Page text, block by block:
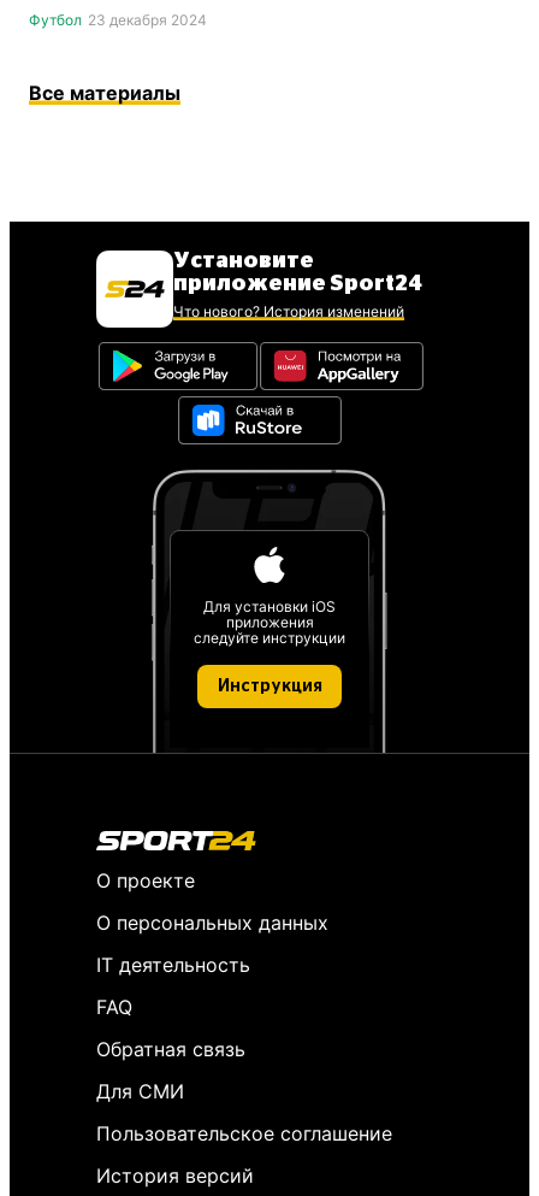
Футбол 23 декабря 2024
Все материалы
Установите
приложение Sport24
Что нового? История изменений
Для установки iOS
приложения
следуйте инструкции
Инструкция
О проекте
О персональных данных
IT деятельность
FAQ
Обратная связь
Для СМИ
Пользовательское соглашение
История версий